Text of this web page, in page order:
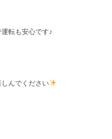
転も安心です♪
んでください